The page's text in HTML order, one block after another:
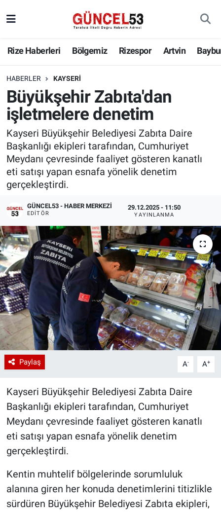
Rize Haberleri Bölgemiz Rizespor Artvin
HABERLER KAYSERI
Büyükşehir Zabıta'dan
işletmelere denetim
Kayseri Büyükşehir Belediyesi Zabıta Daire
Başkanlığı ekipleri tarafından, Cumhuriyet
Meydanı çevresinde faaliyet gösteren kanatlı
eti satışı yapan esnafa yönelik denetim
gerçekleştirdi.
GÜNCEL53 - HABER MERKEZI
EDITÖR
29.12.2025 - 11:50
YAYINLANMA
Paylaş A- A+
Kayseri Büyükşehir Belediyesi Zabıta Daire
Başkanlığı ekipleri tarafından, Cumhuriyet
Meydanı çevresinde faaliyet gösteren kanatlı
eti satışı yapan esnafa yönelik denetim
gerçekleştirdi.
Kentin muhtelif bölgelerinde sorumluluk
alanına giren her konuda denetimlerini titizlikle
sürdüren Büyükşehir Belediyesi Zabıta ekipleri,